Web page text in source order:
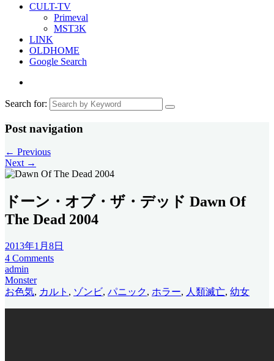
CULT-TV
Primeval
MST3K
LINK
OLDHOME
Google Search
Search for:
Post navigation
← Previous
Next →
ドーン・オブ・ザ・デッド Dawn Of
The Dead 2004
2013年1月8日
4 Comments
admin
Monster
お色気, カルト , ゾンビ, パニック, ホラー, 人類滅亡, 幼女